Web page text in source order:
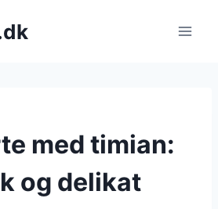
med timian:
og delikat